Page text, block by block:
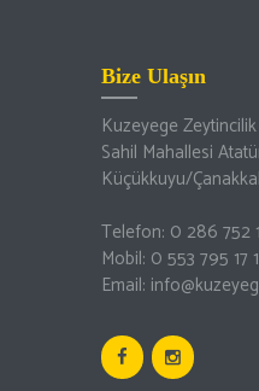
Bize Ulaşın
Kuzeyege Zeytincilik
Sahil Mahallesi
Küçükkuyu/
Telefon: 0 286 752
Mobil: 0 553 795 17
Email: